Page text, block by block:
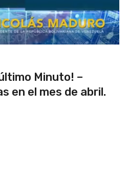
Minuto! –
en el mes de abril.